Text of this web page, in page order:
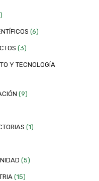
(6)
(3)
Y TECNOLOGÍA
(9)
(1)
(5)
(15)